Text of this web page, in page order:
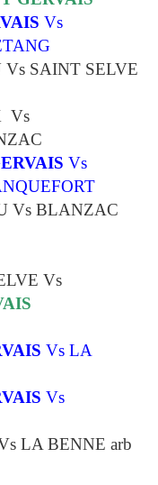
Vs
Vs SAINT SELVE
Vs
Vs
Vs BLANZAC
Vs
Vs LA
Vs
LA BENNE arb